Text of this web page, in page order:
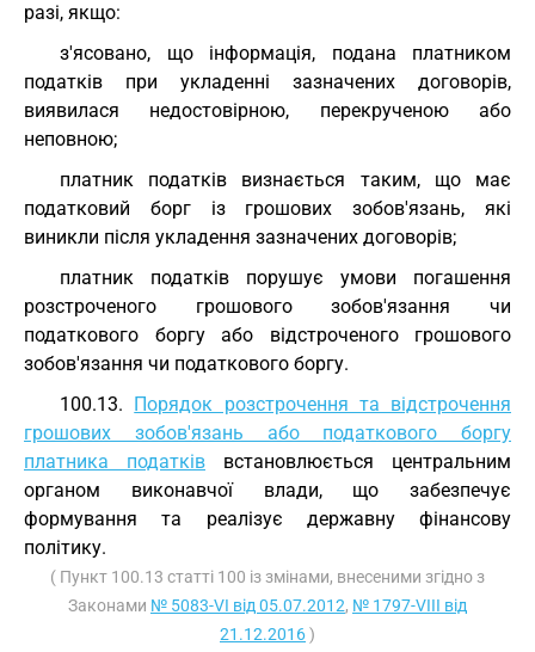
разі, якщо:
з'ясовано, що інформація, подана платником
податків при укладенні зазначених договорів,
виявилася недостовірною, перекрученою або
неповною;
платник податків визнається таким, що має
податковий борг із грошових зобов'язань, які
виникли після укладення зазначених договорів;
платник податків порушує умови погашення
розстроченого грошового зобов'язання чи
податкового боргу або відстроченого грошового
зобов'язання чи податкового боргу.
100.13. Порядок розстрочення та відстрочення
грошових зобов'язань або податкового боргу
платника податків встановлюється центральним
органом виконавчої влади, що забезпечує
формування та реалізує державну фінансову
політику.
( Пункт 100.13 статті 100 із змінами, внесеними згідно з
Законами № 5083-VI від 05.07.2012, № 1797-VIII від
21.12.2016)